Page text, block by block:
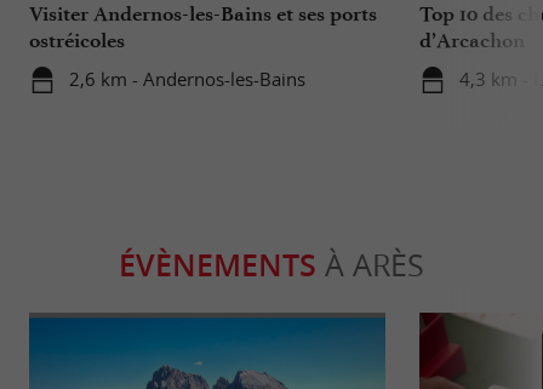
Visiter Andernos-les-Bains et ses ports
ostréicoles
2,6 km - Andernos-les-Bains
Top 10 des
d’Arcachon
4,3 km -
ÉVÈNEMENTS À ARÈS